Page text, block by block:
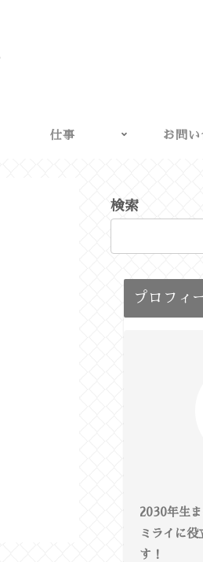
仕事 お問
検索
プロフィ
2030年生
ミライに役
す！